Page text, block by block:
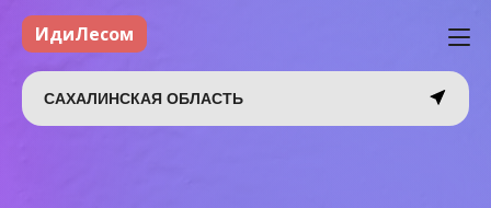
ИдиЛесом
САХАЛИНСКАЯ ОБЛАСТЬ